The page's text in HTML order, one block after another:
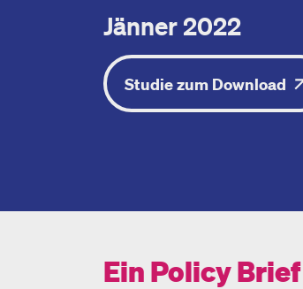
Jänner 2022
Studie zum Download
Ein Policy